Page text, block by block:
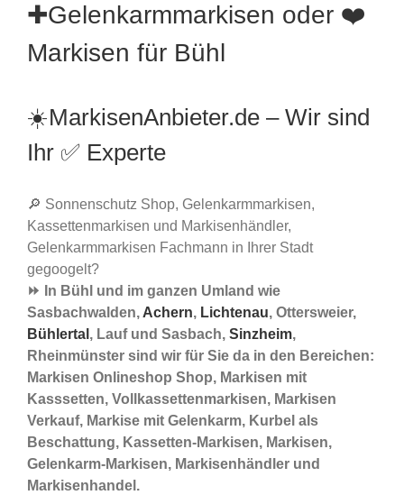
✚Gelenkarmmarkisen oder ❤️
Markisen für Bühl
☀️MarkisenAnbieter.de – Wir sind
Ihr ✅ Experte
🔎 Sonnenschutz Shop, Gelenkarmmarkisen,
Kassettenmarkisen und Markisenhändler,
Gelenkarmmarkisen Fachmann in Ihrer Stadt
gegoogelt?
⏩ In Bühl und im ganzen Umland wie
Sasbachwalden, Achern, Lichtenau, Ottersweier,
Bühlertal , Lauf und Sasbach, Sinzheim,
Rheinmünster sind wir für Sie da in den Bereichen:
Markisen Onlineshop Shop, Markisen mit
Kasssetten, Vollkassettenmarkisen, Markisen
Verkauf, Markise mit Gelenkarm, Kurbel als
Beschattung, Kassetten-Markisen, Markisen,
Gelenkarm-Markisen, Markisenhändler und
Markisenhandel.